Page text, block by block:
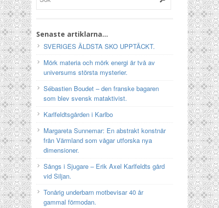
Senaste artiklarna…
SVERIGES ÄLDSTA SKO UPPTÄCKT.
Mörk materia och mörk energi är två av
universums största mysterier.
Sébastien Boudet – den franske bagaren
som blev svensk mataktivist.
Karlfeldtsgården i Karlbo
Margareta Sunnemar: En abstrakt konstnär
från Värmland som vågar utforska nya
dimensioner.
Sångs i Sjugare – Erik Axel Karlfeldts gård
vid Siljan.
Tonårig underbarn motbevisar 40 år
gammal förmodan.